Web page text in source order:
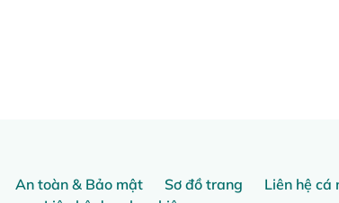
An toàn & Bảo mật Sơ đồ trang
Liên hệ cá